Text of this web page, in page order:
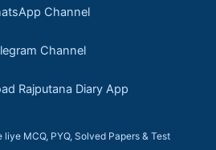
Channel
Channel
Rajputana Diary App
MCQ, PYQ, Solved Papers & Test